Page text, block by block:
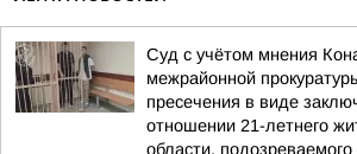
Суд с учётом мнения
межрайонной
пресечения в виде
отношении 21-летнего
области,